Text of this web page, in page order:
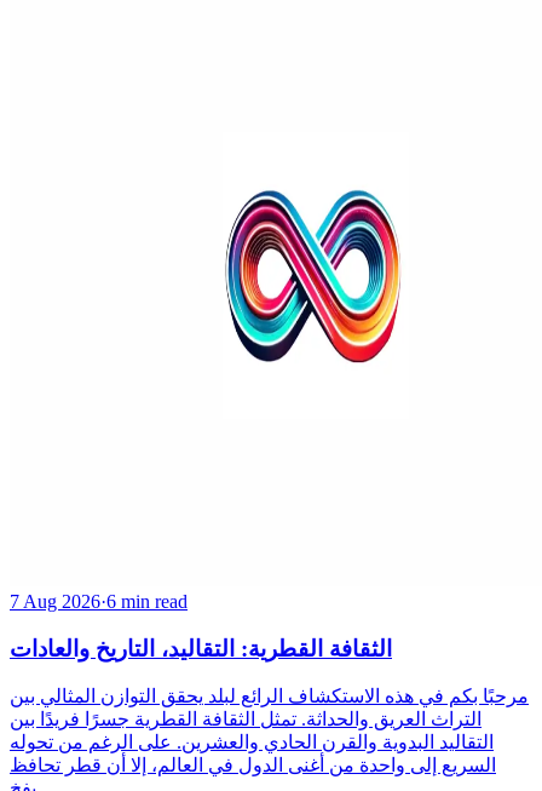
7 Aug 2026·6 min read
الثقافة القطرية: التقاليد، التاريخ والعادات
مرحبًا بكم في هذه الاستكشاف الرائع لبلد يحقق التوازن المثالي بين
التراث العريق والحداثة. تمثل الثقافة القطرية جسرًا فريدًا بين
التقاليد البدوية والقرن الحادي والعشرين. على الرغم من تحوله
السريع إلى واحدة من أغنى الدول في العالم، إلا أن قطر تحافظ